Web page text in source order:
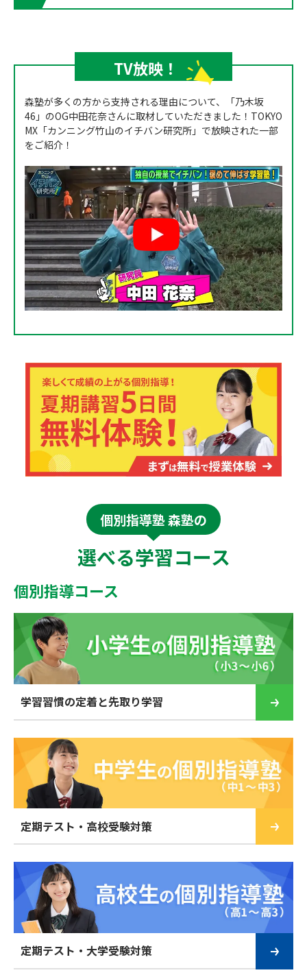
TV放映！
森塾が多くの方から支持される理由について、「乃木坂
46」のOG中田花奈さんに取材していただきました！TOKYO
MX「カンニング竹山のイチバン研究所」で放映された一部
をご紹介！
個別指導塾 森塾の
選べる学習コース
個別指導コース
学習習慣の定着と先取り学習
定期テスト・高校受験対策
定期テスト・大学受験対策